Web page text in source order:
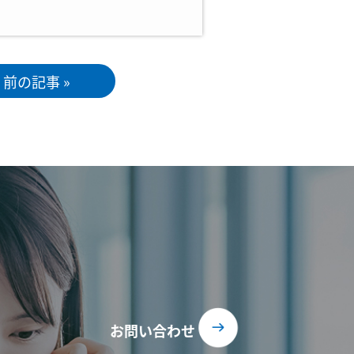
前の記事 »
お問い合わせ